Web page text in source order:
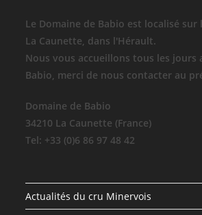
Le Domaine de Babio est localisé sur
La Caunette, dans l'Hérault.
Nous vous accueillons tous les jours
Babio, merci de nous contacter au
Domaine de Babio
34210 La Caunette (France)
Tel: +33 (0)6 86 97 48 42
Actualités du cru Minervois